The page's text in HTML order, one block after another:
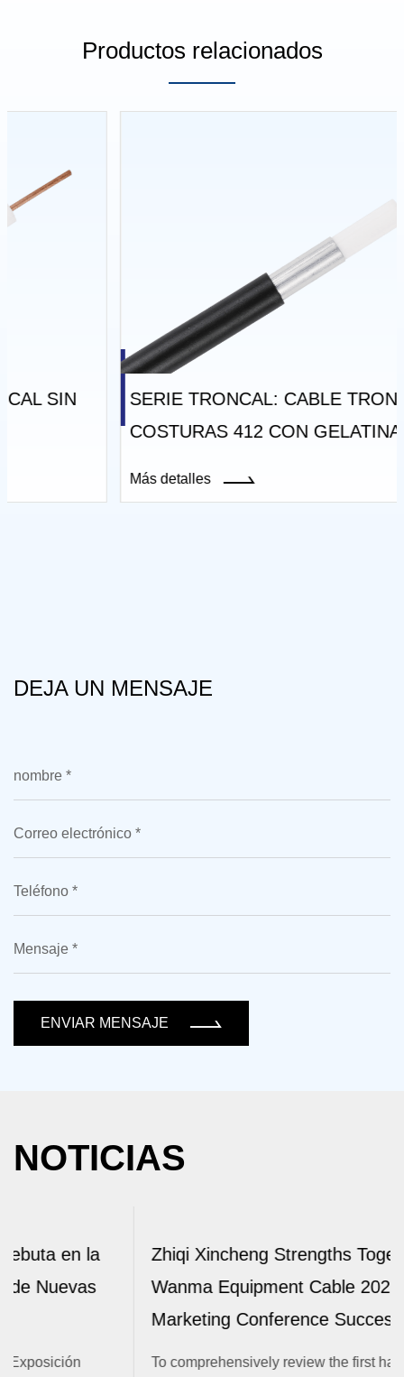
Productos relacionados
SERIE TRONCAL: CABLE TRONCAL SIN
COSTURAS 412 CON GELATINA
DEJA UN MENSAJE
ENVIAR MENSAJE
NOTICIAS
Zhiqi Xincheng Strengths Together |
Wanma Equipment Cable 2026 Half Year
Marketing Conference Successfully Ends
To comprehensively review the first half of the year's